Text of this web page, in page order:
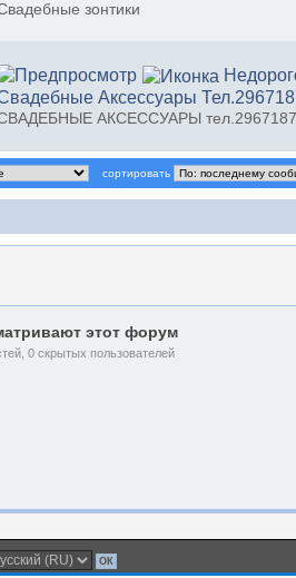
зонтики
Аксессуары
АКСЕССУАРЫ
сортировать
этот форум
0 скрытых пользователей